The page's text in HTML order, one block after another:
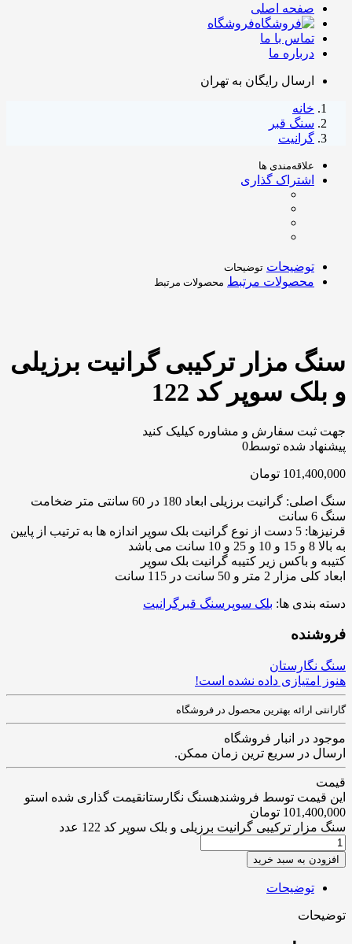
صفحه اصلی
فروشگاه
تماس با ما
درباره ما
ارسال رایگان به تهران
خانه
سنگ قبر
گرانیت
علاقه‌مندی ها
اشتراک گذاری
توضیحات توضیحات
محصولات مرتبط محصولات مرتبط
سنگ مزار ترکیبی گرانیت برزیلی
و بلک سوپر کد 122
جهت ثبت سفارش و مشاوره کیلیک کنید
پیشنهاد شده توسط0
101,400,000 تومان
سنگ اصلی: گرانیت برزیلی ابعاد 180 در 60 سانتی متر ضخامت
سنگ 6 سانت
قرنیزها: 5 دست از نوع گرانیت بلک سوپر اندازه ها به ترتیب از پایین
به بالا 8 و 15 و 10 و 25 و 10 سانت می باشد
کتیبه و باکس زیر کتیبه گرانیت بلک سوپر
ابعاد کلی مزار 2 متر و 50 سانت در 115 سانت
دسته بندی ها: بلک سوپر سنگ قبر گرانیت
فروشنده
سنگ نگارستان
هنوز امتیازی داده نشده است!
گارانتی ارائه بهترین محصول در فروشگاه
موجود در انبار فروشگاه
ارسال در سریع ترین زمان ممکن.
قیمت
این قیمت توسط فروشندهسنگ نگارستانقیمت گذاری شده استو
101,400,000 تومان
سنگ مزار ترکیبی گرانیت برزیلی و بلک سوپر کد 122 عدد
افزودن به سبد خرید
توضیحات
توضیحات